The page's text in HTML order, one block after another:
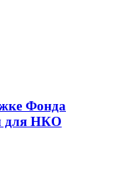
Фонда
для НКО